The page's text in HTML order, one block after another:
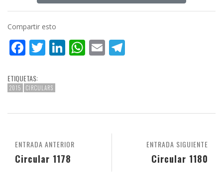
Compartir esto
Facebook
Twitter
LinkedIn
WhatsApp
Email
ETIQUETAS:
2015 CIRCULARS
ENTRADA SIGUIENTE
Circular 1180
ENTRADA ANTERIOR
Circular 1178